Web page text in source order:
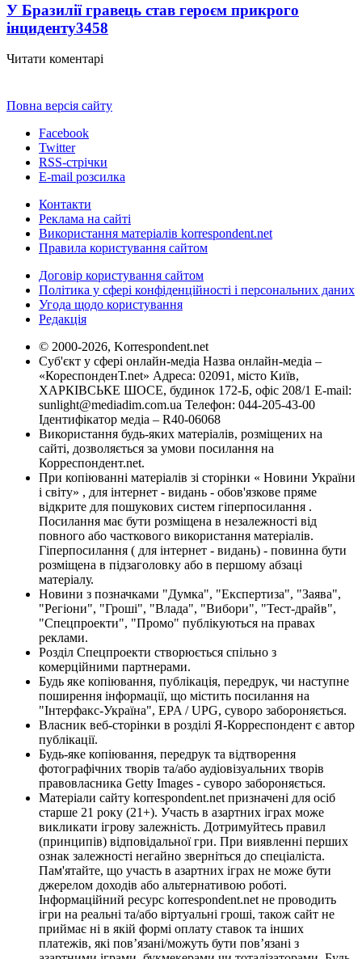
У Бразилії гравець став героєм прикрого
інциденту3458
Читати коментарі
Повна версія сайту
Facebook
Twitter
RSS-стрічки
E-mail розсилка
Контакти
Реклама на сайті
Використання матеріалів korrespondent.net
Правила користування сайтом
Договір користування сайтом
Політика у сфері конфіденційності і персональних даних
Угода щодо користування
Редакція
© 2000-2026, Korrespondent.net
Суб'єкт у сфері онлайн-медіа Назва онлайн-медіа –
«КореспонденТ.net» Адреса: 02091, місто Київ,
ХАРКІВСЬКЕ ШОСЕ, будинок 172-Б, офіс 208/1 E-mail:
sunlight@mediadim.com.ua Телефон: 044-205-43-00
Ідентифікатор медіа – R40-06068
Використання будь-яких матеріалів, розміщених на
сайті, дозволяється за умови посилання на
Корреспондент.net.
При копіюванні матеріалів зі сторінки « Новини України
і світу» , для інтернет - видань - обов'язкове пряме
відкрите для пошукових систем гіперпосилання .
Посилання має бути розміщена в незалежності від
повного або часткового використання матеріалів.
Гіперпосилання ( для інтернет - видань) - повинна бути
розміщена в підзаголовку або в першому абзаці
матеріалу.
Новини з позначками "Думка", "Експертиза", "Заява",
"Регіони", "Гроші", "Влада", "Вибори", "Тест-драйв",
"Спецпроекти", "Промо" публікуються на правах
реклами.
Розділ Спецпроекти створюється спільно з
комерційними партнерами.
Будь яке копіювання, публікація, передрук, чи наступне
поширення інформації, що містить посилання на
"Інтерфакс-Україна", EPA / UPG, суворо забороняється.
Власник веб-сторінки в розділі Я-Корреспондент є автор
публікації.
Будь-яке копіювання, передрук та відтворення
фотографічних творів та/або аудіовізуальних творів
правовласника Getty Images - суворо забороняється.
Матеріали сайту korrespondent.net призначені для осіб
старше 21 року (21+). Участь в азартних іграх може
викликати ігрову залежність. Дотримуйтесь правил
(принципів) відповідальної гри. При виявленні перших
ознак залежності негайно зверніться до спеціаліста.
Пам'ятайте, що участь в азартних іграх не може бути
джерелом доходів або альтернативою роботі.
Інформаційний ресурс korrespondent.net не проводить
ігри на реальні та/або віртуальні гроші, також сайт не
приймає ні в якій формі оплату ставок та інших
платежів, які пов’язані/можуть бути пов’язані з